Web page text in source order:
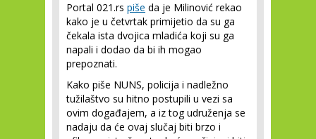
Portal 021.rs piše da je Milinović rekao
kako je u četvrtak primijetio da su ga
čekala ista dvojica mladića koji su ga
napali i dodao da bi ih mogao
prepoznati.
Kako piše NUNS, policija i nadležno
tužilaštvo su hitno postupili u vezi sa
ovim događajem, a iz tog udruženja se
nadaju da će ovaj slučaj biti brzo i